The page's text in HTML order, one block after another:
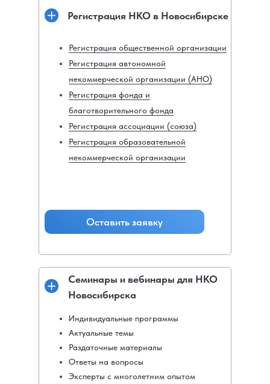
Регистрация НКО в Новосибирске
Регистрация общественной организации
Регистрация автономной
некоммерческой организации (АНО)
Регистрация фонда и
благотворительного фонда
Регистрация ассоциации (союза)
Регистрация образовательной
некоммерческой организации
Оставить заявку
Семинары и вебинары для НКО
Новосибирска
Индивидуальные программы
Актуальные темы
Раздаточные материалы
Ответы на вопросы
Эксперты с многолетним опытом